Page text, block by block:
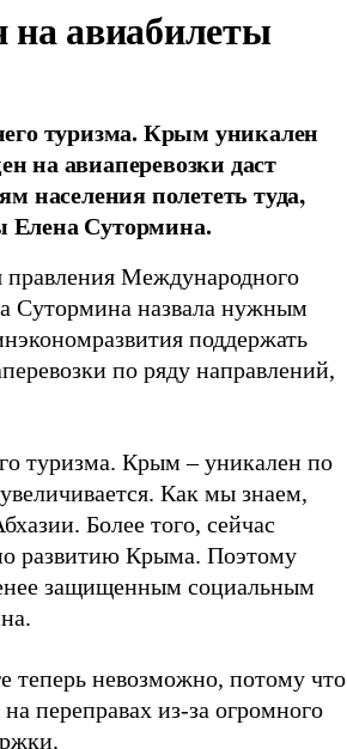
на авиабилеты
туризма. Крым уникален
на авиаперевозки даст
населения полететь туда,
Елена Сутормина.
правления Международного
Сутормина назвала нужным
поддержать
по ряду направлений,
туризма. Крым – уникален по
Как мы знаем,
Более того, сейчас
развитию Крыма. Поэтому
защищенным социальным
теперь невозможно, потому что
переправах из-за огромного